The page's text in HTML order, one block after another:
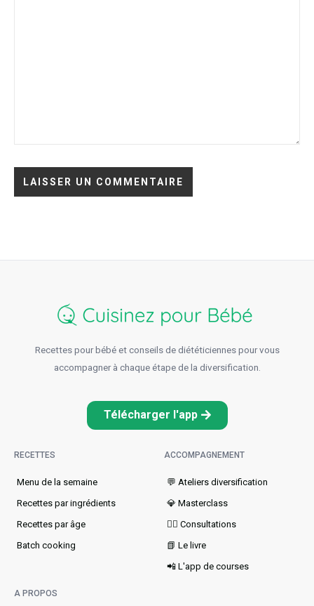
Recettes pour bébé et conseils de diététiciennes pour vous
accompagner à chaque étape de la diversification.
Télécharger l'app
RECETTES
Menu de la semaine​
Recettes par ingrédients
Recettes par âge
Batch cooking
ACCOMPAGNEMENT
💬 Ateliers diversification
💎 Masterclass
👩‍⚕️ Consultations
📗 Le livre
📲 L'app de courses
A PROPOS